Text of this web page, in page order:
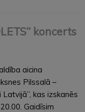
koncerts
aicina
Pilssalā –
Latvijā”, kas izskanēs
Gaidīsim